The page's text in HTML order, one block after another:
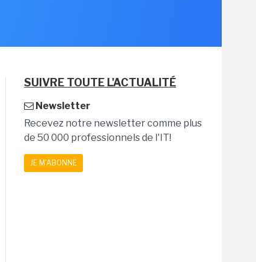
SUIVRE TOUTE L'ACTUALITÉ
Newsletter
Recevez notre newsletter comme plus
de 50 000 professionnels de l'IT!
JE M'ABONNE